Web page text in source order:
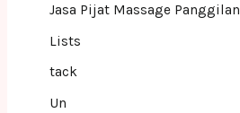
Jasa Pijat Massage Panggilan
Lists
tack
Un